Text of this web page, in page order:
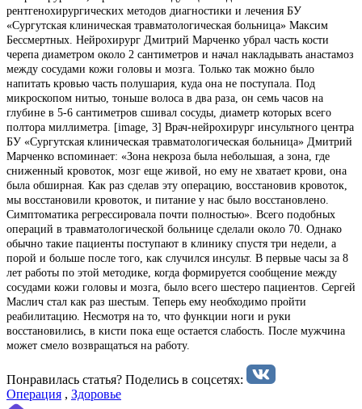
рентгенохирургических методов диагностики и лечения БУ
«Сургутская клиническая травматологическая больница» Максим
Бессмертных. Нейрохирург Дмитрий Марченко убрал часть кости
черепа диаметром около 2 сантиметров и начал накладывать анастамоз
между сосудами кожи головы и мозга. Только так можно было
напитать кровью часть полушария, куда она не поступала. Под
микроскопом нитью, тоньше волоса в два раза, он семь часов на
глубине в 5-6 сантиметров сшивал сосуды, диаметр которых всего
полтора миллиметра. [image, 3] Врач-нейрохирург инсультного центра
БУ «Сургутская клиническая травматологическая больница» Дмитрий
Марченко вспоминает: «Зона некроза была небольшая, а зона, где
сниженный кровоток, мозг еще живой, но ему не хватает крови, она
была обширная. Как раз сделав эту операцию, восстановив кровоток,
мы восстановили кровоток, и питание у нас было восстановлено.
Симптоматика регрессировала почти полностью». Всего подобных
операций в травматологической больнице сделали около 70. Однако
обычно такие пациенты поступают в клинику спустя три недели, а
порой и больше после того, как случился инсульт. В первые часы за 8
лет работы по этой методике, когда формируется сообщение между
сосудами кожи головы и мозга, было всего шестеро пациентов. Сергей
Маслич стал как раз шестым. Теперь ему необходимо пройти
реабилитацию. Несмотря на то, что функции ноги и руки
восстановились, в кисти пока еще остается слабость. После мужчина
может смело возвращаться на работу.
Понравилась статья? Поделиcь в соцсетях:
Операция , Здоровье